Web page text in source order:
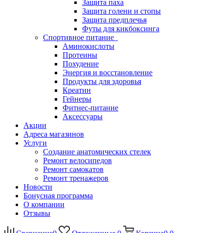
Защита паха
Защита голени и стопы
Защита предплечья
Футы для кикбоксинга
Спортивное питание
Аминокислоты
Протеины
Похудение
Энергия и восстановление
Продукты для здоровья
Креатин
Гейнеры
Фитнес-питание
Аксессуары
Акции
Адреса магазинов
Услуги
Создание анатомических стелек
Ремонт велосипедов
Ремонт самокатов
Ремонт тренажеров
Новости
Бонусная программа
О компании
Отзывы